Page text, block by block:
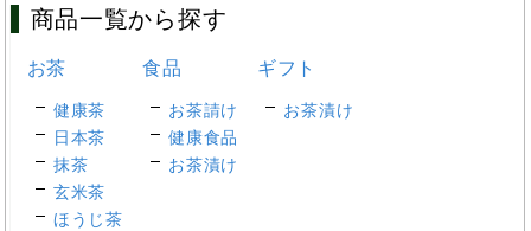
商品一覧から探す
お茶
健康茶
日本茶
抹茶
玄米茶
ほうじ茶
食品
お茶請け
健康食品
お茶漬け
ギフト
お茶漬け